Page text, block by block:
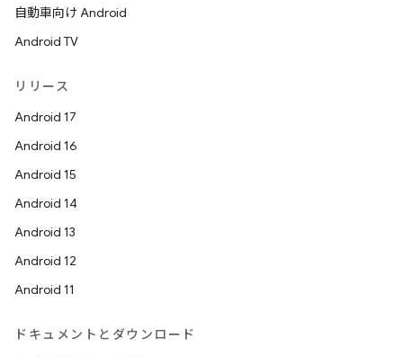
自動車向け Android
Android TV
リリース
Android 17
Android 16
Android 15
Android 14
Android 13
Android 12
Android 11
ドキュメントとダウンロード